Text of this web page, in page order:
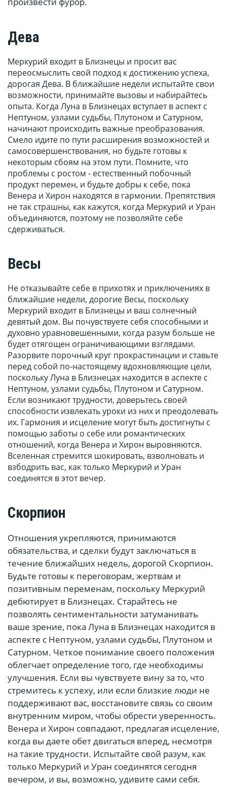
Дева
Меркурий входит в Близнецы и просит вас
переосмыслить свой подход к достижению успеха,
дорогая Дева. В ближайшие недели испытайте свои
возможности, принимайте вызовы и набирайтесь
опыта. Когда Луна в Близнецах вступает в аспект с
Нептуном, узлами судьбы, Плутоном и Сатурном,
начинают происходить важные преобразования.
Смело идите по пути расширения возможностей и
самосовершенствования, но будьте готовы к
некоторым сбоям на этом пути. Помните, что
проблемы с ростом - естественный побочный
продукт перемен, и будьте добры к себе, пока
Венера и Хирон находятся в гармонии. Препятствия
не так страшны, как кажутся, когда Меркурий и Уран
объединяются, поэтому не позволяйте себе
сдерживаться.
Весы
Не отказывайте себе в прихотях и приключениях в
ближайшие недели, дорогие Весы, поскольку
Меркурий входит в Близнецы и ваш солнечный
девятый дом. Вы почувствуете себя способными и
духовно уравновешенными, когда разум больше не
будет отягощен ограничивающими взглядами.
Разорвите порочный круг прокрастинации и ставьте
перед собой по-настоящему вдохновляющие цели,
поскольку Луна в Близнецах находится в аспекте с
Нептуном, узлами судьбы, Плутоном и Сатурном.
Если возникают трудности, доверьтесь своей
способности извлекать уроки из них и преодолевать
их. Гармония и исцеление могут быть достигнуты с
помощью заботы о себе или романтических
отношений, когда Венера и Хирон выровняются.
Вселенная стремится шокировать, взволновать и
взбодрить вас, как только Меркурий и Уран
соединятся в этот вечер.
Скорпион
Отношения укрепляются, принимаются
обязательства, и сделки будут заключаться в
течение ближайших недель, дорогой Скорпион.
Будьте готовы к переговорам, жертвам и
позитивным переменам, поскольку Меркурий
дебютирует в Близнецах. Старайтесь не
позволять сентиментальности затуманивать
ваше зрение, пока Луна в Близнецах находится в
аспекте с Нептуном, узлами судьбы, Плутоном и
Сатурном. Четкое понимание своего положения
облегчает определение того, где необходимы
улучшения. Если вы чувствуете вину за то, что
стремитесь к успеху, или если близкие люди не
поддерживают вас, восстановите связь со своим
внутренним миром, чтобы обрести уверенность.
Венера и Хирон совпадают, предлагая исцеление,
когда вы даете обет двигаться вперед, несмотря
на такие трудности. Испытайте свой разум, как
только Меркурий и Уран соединятся сегодня
вечером, и вы, возможно, удивите сами себя.